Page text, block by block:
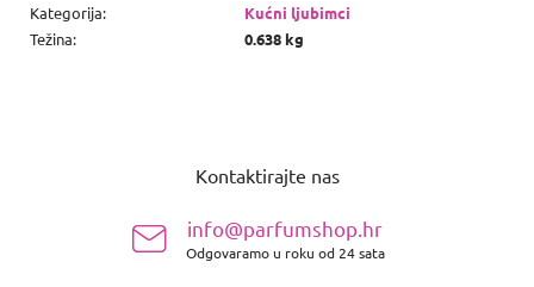
Kategorija:
Kućni ljubimci
Težina: 0.638 kg
Kontaktirajte nas
info@parfumshop.hr
Odgovaramo u roku od 24 sata